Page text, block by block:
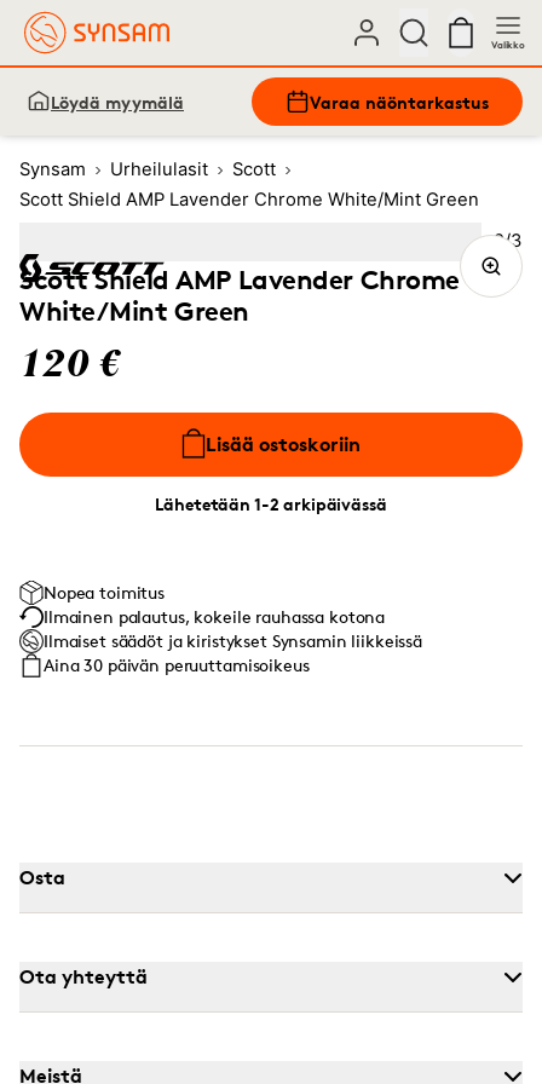
Valikko
Löydä myymälä Varaa näöntarkastus
Synsam Urheilulasit
Scott
Scott Shield AMP Lavender Chrome White/Mint Green
Scott Shield AMP Lavender Chrome
White/Mint Green
120 €
Lisää ostoskoriin
Lähetetään 1-2 arkipäivässä
Nopea toimitus
Ilmainen palautus, kokeile rauhassa kotona
Ilmaiset säädöt ja kiristykset Synsamin liikkeissä
Aina 30 päivän peruuttamisoikeus
Kuva
2/3
3
Osta
Ota yhteyttä
Meistä